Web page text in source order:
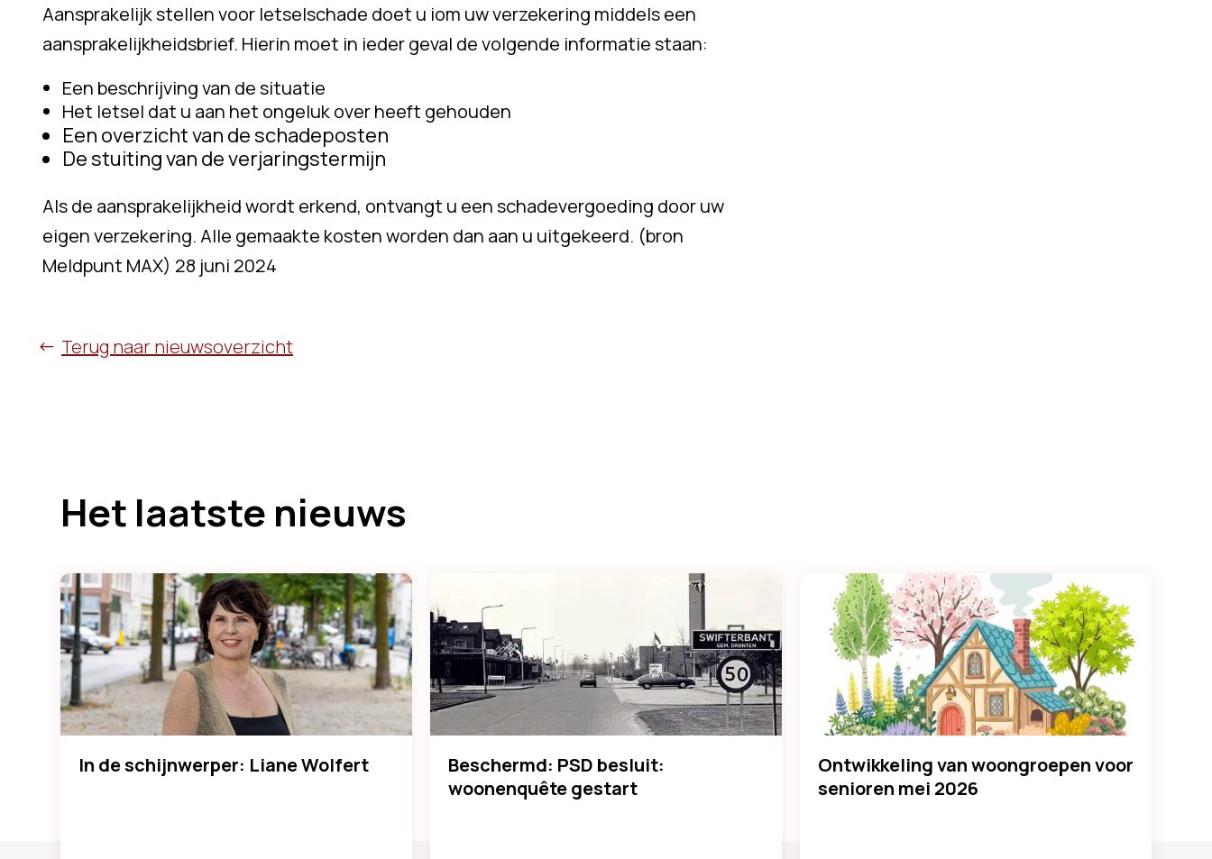
Aansprakelijk stellen voor letselschade doet u iom uw verzekering middels een
aansprakelijkheidsbrief. Hierin moet in ieder geval de volgende informatie staan:
Een beschrijving van de situatie
Het letsel dat u aan het ongeluk over heeft gehouden
Een overzicht van de schadeposten
De stuiting van de verjaringstermijn
Als de aansprakelijkheid wordt erkend, ontvangt u een schadevergoeding door uw
eigen verzekering. Alle gemaakte kosten worden dan aan u uitgekeerd. (bron
Meldpunt MAX) 28 juni 2024
Terug naar nieuwsoverzicht
Het laatste nieuws
In de schijnwerper: Liane Wolfert
Beschermd: PSD besluit:
woonenquête gestart
Ontwikkeling van woongroepen voor
senioren mei 2026